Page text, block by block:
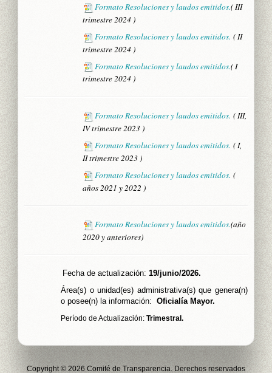
Formato Resoluciones y laudos emitidos.( III
trimestre 2024 )
Formato Resoluciones y laudos emitidos. ( II
trimestre 2024 )
Formato Resoluciones y laudos emitidos.( I
trimestre 2024 )
Formato Resoluciones y laudos emitidos. ( III,
IV trimestre 2023 )
Formato Resoluciones y laudos emitidos. ( I,
II trimestre 2023 )
Formato Resoluciones y laudos emitidos. (
años 2021 y 2022 )
Formato Resoluciones y laudos emitidos.(año
2020 y anteriores)
Fecha de actualización:19/junio/2026.
Área(s) o unidad(es) administrativa(s) que genera(n)
o posee(n) la información:Oficialía Mayor.
Período de Actualización:Trimestral.
Copyright © 2026 Comité de Transparencia. Derechos reservados